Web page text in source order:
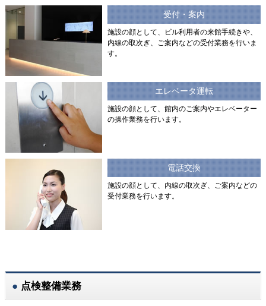
受付・案内
施設の顔として、ビル利用者の来館手続きや、
内線の取次ぎ、ご案内などの受付業務を行いま
す。
エレベータ運転
施設の顔として、館内のご案内やエレベーター
の操作業務を行います。
電話交換
施設の顔として、内線の取次ぎ、ご案内などの
受付業務を行います。
点検整備業務